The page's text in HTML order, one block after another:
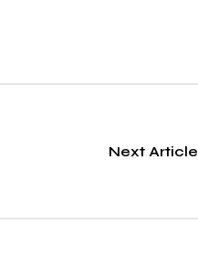
Next Article